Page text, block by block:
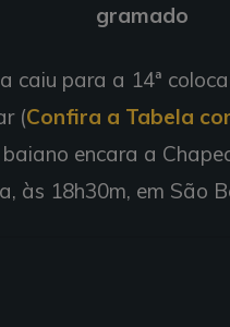
gramado
caiu para a 14ª
(Confira a Tabela
encara a
às 18h30m, em São